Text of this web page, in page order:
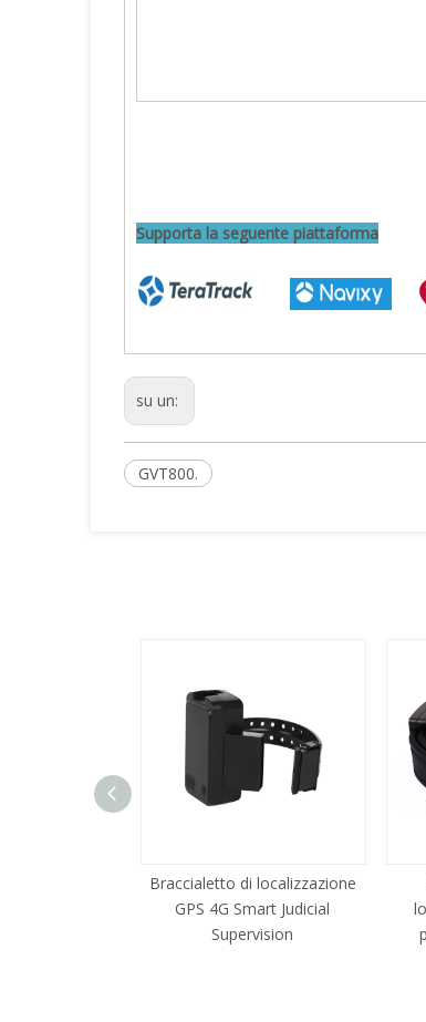
Supporta la seguente piattaforma
su un:
GVT800.
Braccialetto di localizzazione
GPS 4G Smart Judicial
Supervision